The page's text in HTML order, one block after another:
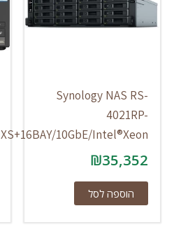
Synology NAS RS-
4021RP-
XS+16BAY/10GbE/Intel®Xeon
₪35,352
הוספה לסל